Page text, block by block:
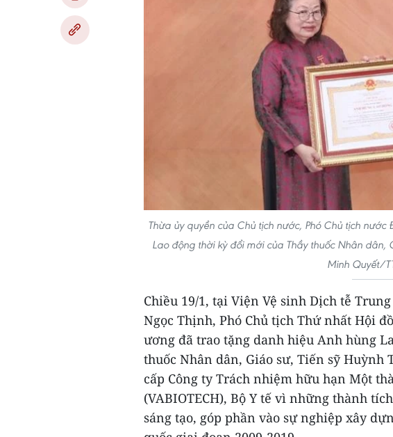
Thừa ủy quyền của Chủ tịch nước, Phó Chủ tịch
Lao động thời kỳ đổi mới của Thầy thuốc Nhân dân,
Minh Quyết/
Chiều 19/1, tại Viện Vệ sinh Dịch tễ
Ngọc Thịnh, Phó Chủ tịch Thứ nhất Hội
ương đã trao tặng danh hiệu Anh hùng
thuốc Nhân dân, Giáo sư, Tiến sỹ Huỳnh
cấp Công ty Trách nhiệm hữu hạn Một
(VABIOTECH), Bộ Y tế vì những thành
sáng tạo, góp phần vào sự nghiệp xây